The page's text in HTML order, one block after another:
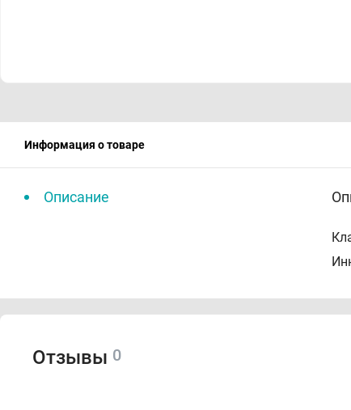
Информация о товаре
Описание
Отзывы 0